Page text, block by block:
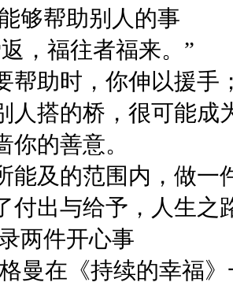
够帮助别人的事
，福往者福来。”
帮助时，你伸以援手
人搭的桥，很可能成
你的善意。
能及的范围内，做一
付出与给予，人生之
两件开心事
曼在《持续的幸福